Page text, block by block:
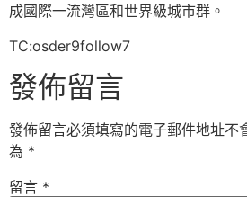
成國際一流灣區和世界級城市群。
TC:osder9follow7
發佈留言
發佈留言必須填寫的電子郵件地址不
為 *
留言 *